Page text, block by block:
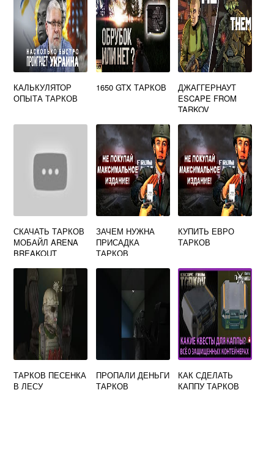
КАЛЬКУЛЯТОР
ОПЫТА ТАРКОВ
1650 GTX ТАРКОВ
ДЖАГГЕРНАУТ
ESCAPE FROM
TARKOV
СКАЧАТЬ ТАРКОВ
МОБАЙЛ ARENA
BREAKOUT
ЗАЧЕМ НУЖНА
ПРИСАДКА
ТАРКОВ
КУПИТЬ ЕВРО
ТАРКОВ
ТАРКОВ ПЕСЕНКА
В ЛЕСУ
ПРОПАЛИ ДЕНЬГИ
ТАРКОВ
КАК СДЕЛАТЬ
КАППУ ТАРКОВ